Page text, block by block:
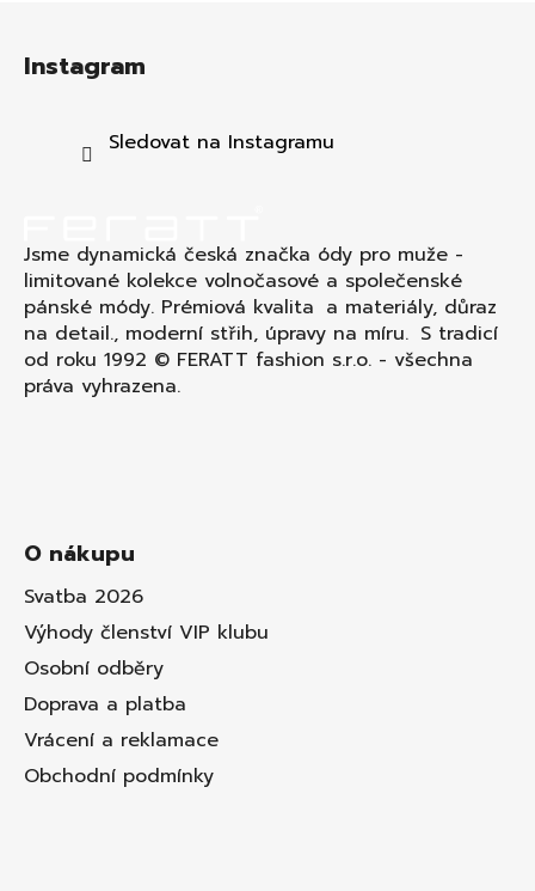
Instagram
Sledovat na Instagramu
Jsme dynamická česká značka ódy pro muže -
limitované kolekce volnočasové a společenské
pánské módy. Prémiová kvalita a materiály, důraz
na detail., moderní střih, úpravy na míru. S tradicí
od roku 1992 © FERATT fashion s.r.o. - všechna
práva vyhrazena.
O nákupu
Svatba 2026
Výhody členství VIP klubu
Osobní odběry
Doprava a platba
Vrácení a reklamace
Obchodní podmínky